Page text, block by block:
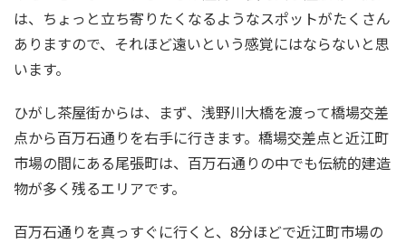
は、ちょっと立ち寄りたくなるようなスポットがたくさん
ありますので、それほど遠いという感覚にはならないと思
います。
ひがし茶屋街からは、まず、浅野川大橋を渡って橋場交差
点から百万石通りを右手に行きます。橋場交差点と近江町
市場の間にある尾張町は、百万石通りの中でも伝統的建造
物が多く残るエリアです。
百万石通りを真っすぐに行くと、8分ほどで近江町市場の